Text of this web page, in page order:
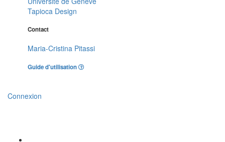
Tapioca Design
Contact
Maria-Cristina Pitassi
Guide d'utilisation
Connexion